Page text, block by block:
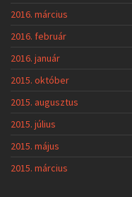
2016. március
2016. február
2016. január
2015. október
2015. augusztus
2015. július
2015. május
2015. március